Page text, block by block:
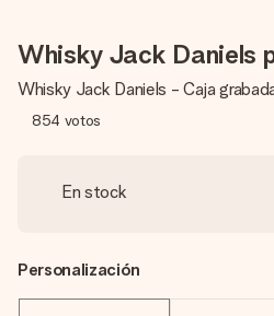
Whisky Jack Daniels
Whisky Jack Daniels - Caja
854 votos
En stock
Personalización